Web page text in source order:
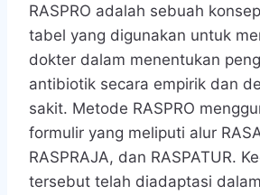
RASPRO adalah sebuah konsep
tabel yang digunakan untuk
dokter dalam menentukan
antibiotik secara empirik dan
sakit. Metode RASPRO
formulir yang meliputi alur
RASPRAJA, dan RASPATUR.
tersebut telah diadaptasi